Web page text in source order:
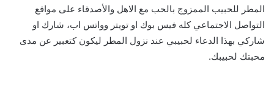
المطر للحبيب الممزوج بالحب مع الاهل والأصدقاء على مواقع
التواصل الاجتماعي كله فيس بوك او تويتر وواتس اب، شارك او
شاركي بهذا الدعاء لحبيبي عند نزول المطر ليكون كتعبير عن مدى
محبتك لحبيبك.